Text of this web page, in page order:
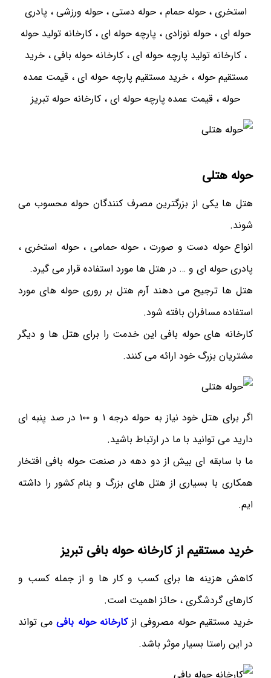
استخری ، حوله حمام ، حوله دستی ، حوله ورزشی ، پادری
حوله ای ، حوله نوزادی ، پارچه حوله ای ، کارخانه تولید حوله
، کارخانه تولید پارچه حوله ای ، کارخانه حوله بافی ، خرید
مستقیم حوله ، خرید مستقیم پارچه حوله ای ، قیمت عمده
حوله ، قیمت عمده پارچه حوله ای ، کارخانه حوله تبریز
حوله هتلی
هتل ها یکی از بزرگترین مصرف کنندگان حوله محسوب می
شوند.
انواع حوله دست و صورت ، حوله حمامی ، حوله استخری ،
پادری حوله ای و … در هتل ها مورد استفاده قرار می گیرد.
هتل ها ترجیح می دهند آرم هتل بر روری حوله های مورد
استفاده مسافران بافته شود.
کارخانه های حوله بافی این خدمت را برای هتل ها و دیگر
مشتریان بزرگ خود ارائه می کنند.
اگر برای هتل خود نیاز به حوله درجه ۱ و ۱۰۰ در صد پنبه ای
دارید می توانید با ما در ارتباط باشید.
ما با سابقه ای بیش از دو دهه در صنعت حوله بافی افتخار
همکاری با بسیاری از هتل های بزرگ و بنام کشور را داشته
ایم.
خرید مستقیم از کارخانه حوله بافی تبریز
کاهش هزینه ها برای کسب و کار ها و از جمله کسب و
کارهای گردشگری ، حائز اهمیت است.
خرید مستقیم حوله مصروفی ازکارخانه حوله بافیمی تواند
در این راستا بسیار موثر باشد.